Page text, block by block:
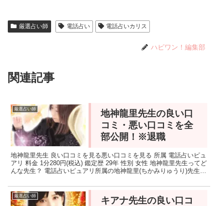
厳選占い師 電話占い 電話占いカリス
ハピワン！編集部
関連記事
厳選占い師
地神龍里先生の良い口
コミ・悪い口コミを全
部公開！※退職
地神龍里先生 良い口コミを見る悪い口コミを見る 所属 電話占いピュ
アリ 料金 1分280円(税込) 鑑定歴 29年 性別 女性 地神龍里先生ってど
んな先生？ 電話占いピュアリ所属の地神龍里(ちかみりゅうり)先生。
厳選占い師
キアナ先生の良い口コ